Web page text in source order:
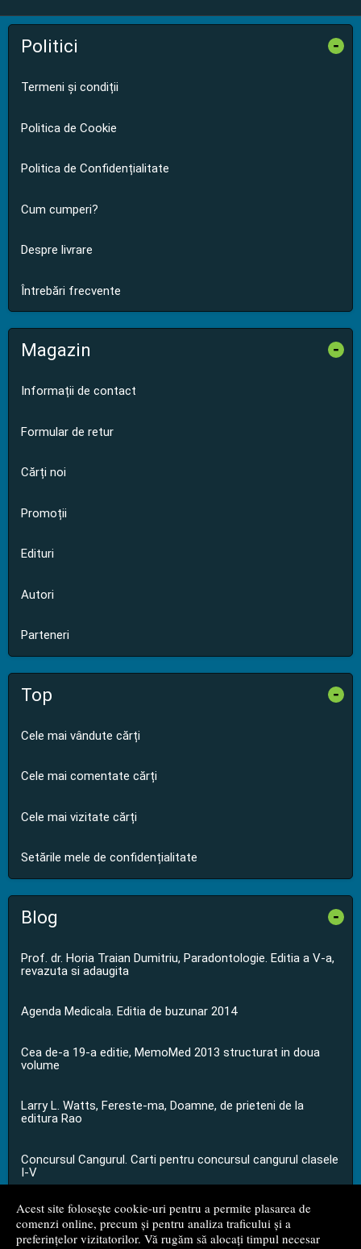
Acest site folosește cookie-uri pentru a permite plasarea de
comenzi online, precum și pentru analiza traficului și a
preferințelor vizitatorilor. Vă rugăm să alocați timpul necesar
Politici -
Termeni și condiții
Politica de Cookie
Politica de Confidențialitate
Cum cumperi?
Despre livrare
Întrebări frecvente
Magazin -
Informații de contact
Formular de retur
Cărți noi
Promoții
Edituri
Autori
Parteneri
Top -
Cele mai vândute cărți
Cele mai comentate cărți
Cele mai vizitate cărți
Setările mele de confidențialitate
Blog -
Prof. dr. Horia Traian Dumitriu, Paradontologie. Editia a V-a,
revazuta si adaugita
Agenda Medicala. Editia de buzunar 2014
Cea de-a 19-a editie, MemoMed 2013 structurat in doua
volume
Larry L. Watts, Fereste-ma, Doamne, de prieteni de la
editura Rao
Concursul Cangurul. Carti pentru concursul cangurul clasele
I-V
...toate știrile